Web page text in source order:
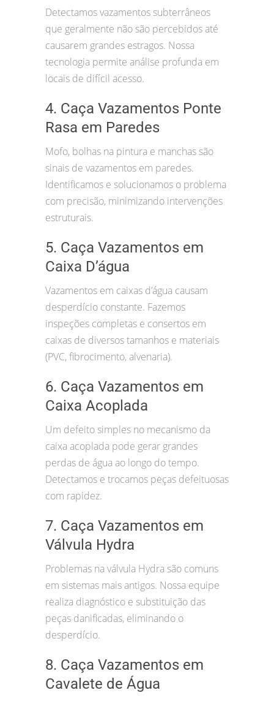
Detectamos vazamentos subterrâneos
que geralmente não são percebidos até
causarem grandes estragos. Nossa
tecnologia permite análise profunda em
locais de difícil acesso.
4. Caça Vazamentos Ponte
Rasa em Paredes
Mofo, bolhas na pintura e manchas são
sinais de vazamentos em paredes.
Identificamos e solucionamos o problema
com precisão, minimizando intervenções
estruturais.
5. Caça Vazamentos em
Caixa D’água
Vazamentos em caixas d’água causam
desperdício constante. Fazemos
inspeções completas e consertos em
caixas de diversos tamanhos e materiais
(PVC, fibrocimento, alvenaria).
6. Caça Vazamentos em
Caixa Acoplada
Um defeito simples no mecanismo da
caixa acoplada pode gerar grandes
perdas de água ao longo do tempo.
Detectamos e trocamos peças defeituosas
com rapidez.
7. Caça Vazamentos em
Válvula Hydra
Problemas na válvula Hydra são comuns
em sistemas mais antigos. Nossa equipe
realiza diagnóstico e substituição das
peças danificadas, eliminando o
desperdício.
8. Caça Vazamentos em
Cavalete de Água